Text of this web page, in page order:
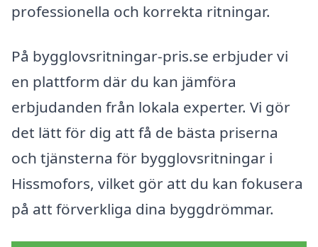
professionella och korrekta ritningar.
På bygglovsritningar-pris.se erbjuder vi
en plattform där du kan jämföra
erbjudanden från lokala experter. Vi gör
det lätt för dig att få de bästa priserna
och tjänsterna för bygglovsritningar i
Hissmofors, vilket gör att du kan fokusera
på att förverkliga dina byggdrömmar.